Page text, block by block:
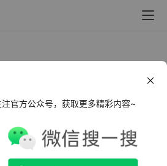
InnoExtractor 解包工具
五语版精简版
年9月21日
官方公众号，获取更多精彩内容~